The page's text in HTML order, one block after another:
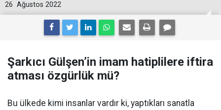
26 Ağustos 2022
Şarkıcı Gülşen’in imam hatiplilere iftira
atması özgürlük mü?
Bu ülkede kimi insanlar vardır ki, yaptıkları sanatla